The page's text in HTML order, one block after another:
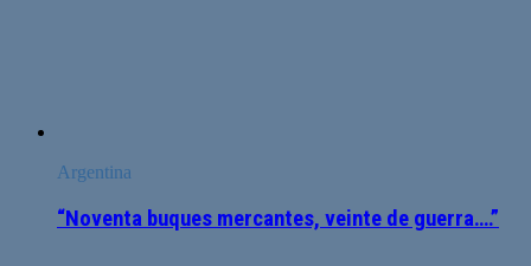
Argentina
“Noventa buques mercantes, veinte de guerra….”